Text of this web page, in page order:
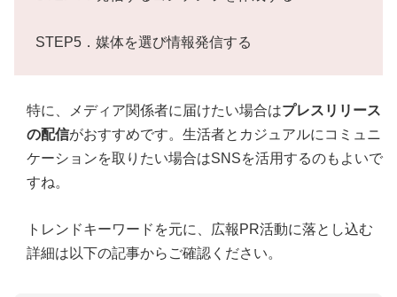
STEP5．媒体を選び情報発信する
特に、メディア関係者に届けたい場合はプレスリリース
の配信がおすすめです。生活者とカジュアルにコミュニ
ケーションを取りたい場合はSNSを活用するのもよいで
すね。
トレンドキーワードを元に、広報PR活動に落とし込む
詳細は以下の記事からご確認ください。